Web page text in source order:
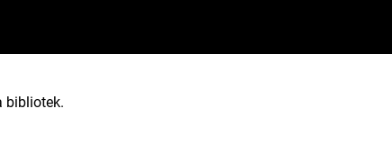
bibliotek.